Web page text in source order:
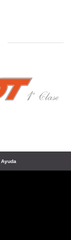
❯
Ayuda